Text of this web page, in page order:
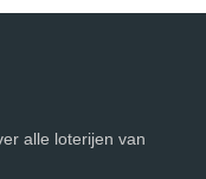
alle loterijen van